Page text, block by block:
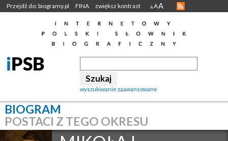
Przejdź do: biogramy.pl FINA zwiększ kontrast A AA
wyszukiwanie zaawansowane
BIOGRAM
POSTACI Z TEGO OKRESU